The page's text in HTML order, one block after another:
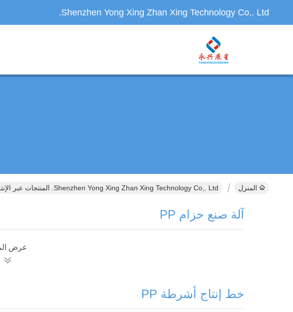
Shenzhen Yong Xing Zhan Xing Technology Co,. Ltd.
المنزل Shenzhen Yong Xing Zhan Xing Technology Co,. Ltd. المنتجات عبر الإنترنت
آلة صنع حزام PP
عرض
خط إنتاج أشرطة PP